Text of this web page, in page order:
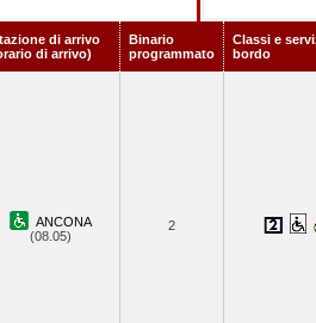
di arrivo
di arrivo)
Binario
programmato
Classi e
bordo
ANCONA
(08.05)
2